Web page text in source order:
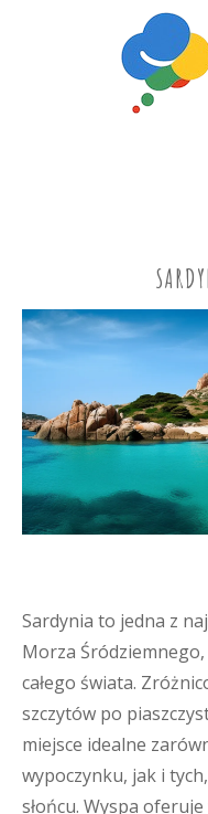
Sardynia to jedna z
Morza
całego świata.
szczytów po
miejsce idealne
wypoczynku, jak i
słońcu. Wyspa